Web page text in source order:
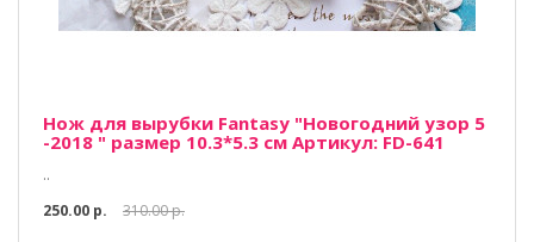
Нож для вырубки Fantasy "Новогодний узор 5
-2018 " размер 10.3*5.3 см Артикул: FD-641
..
250.00 р.
310.00 р.